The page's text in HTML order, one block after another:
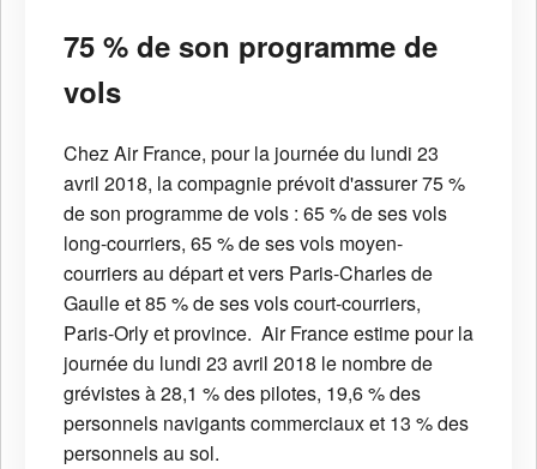
75 % de son programme de
vols
Chez Air France, pour la journée du lundi 23
avril 2018, la compagnie prévoit d'assurer 75 %
de son programme de vols : 65 % de ses vols
long-courriers, 65 % de ses vols moyen-
courriers au départ et vers Paris-Charles de
Gaulle et 85 % de ses vols court-courriers,
Paris-Orly et province. Air France estime pour la
journée du lundi 23 avril 2018 le nombre de
grévistes à 28,1 % des pilotes, 19,6 % des
personnels navigants commerciaux et 13 % des
personnels au sol.